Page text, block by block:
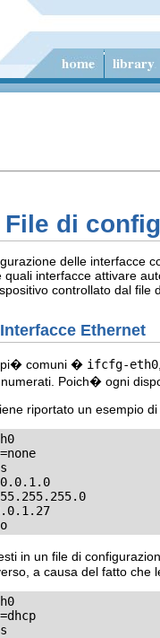
File di
delle interfacce
quali interfacce attivare
controllato dal file
Ethernet
pi� comuni � ifcfg-eth0
numerati. Poich� ogni
riportato un esempio
in un file di
a causa del fatto che